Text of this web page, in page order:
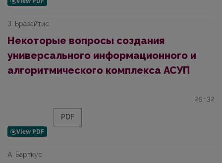
З. Бразайтис
Некоторые вопросы создания
универсального информационного и
алгоритмического комплекса АСУП
29–32
PDF
А. Барткус